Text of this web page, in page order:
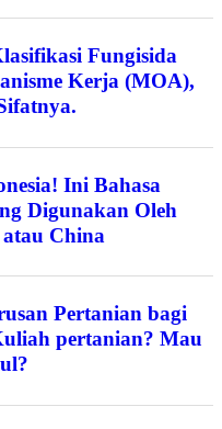
Fungisida
Kerja (MOA),
Ini Bahasa
Digunakan Oleh
China
Pertanian bagi
pertanian? Mau